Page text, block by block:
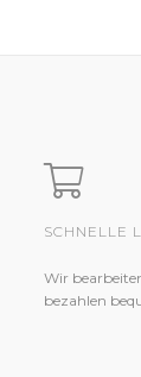
SCHNELLE
Wir
bezahlen